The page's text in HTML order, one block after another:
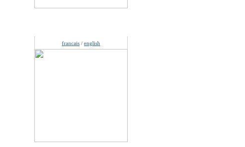
francais / english